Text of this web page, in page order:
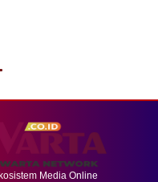
Media Online